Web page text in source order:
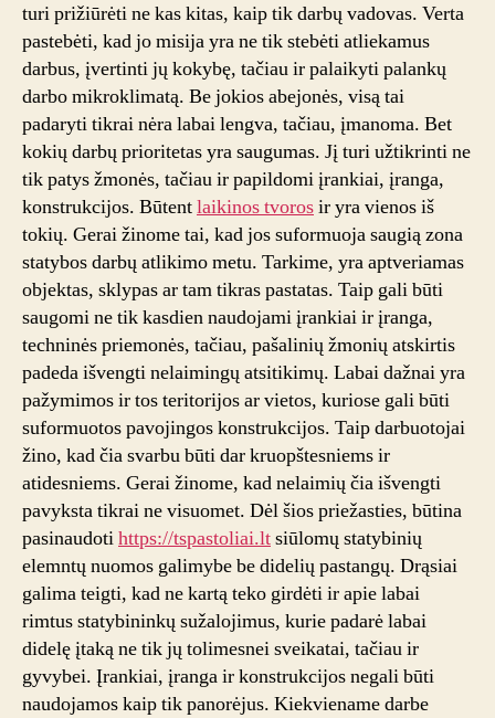
turi prižiūrėti ne kas kitas, kaip tik darbų vadovas. Verta
pastebėti, kad jo misija yra ne tik stebėti atliekamus
darbus, įvertinti jų kokybę, tačiau ir palaikyti palankų
darbo mikroklimatą. Be jokios abejonės, visą tai
padaryti tikrai nėra labai lengva, tačiau, įmanoma. Bet
kokių darbų prioritetas yra saugumas. Jį turi užtikrinti ne
tik patys žmonės, tačiau ir papildomi įrankiai, įranga,
konstrukcijos. Būtentlaikinos tvorosir yra vienos iš
tokių. Gerai žinome tai, kad jos suformuoja saugią zona
statybos darbų atlikimo metu. Tarkime, yra aptveriamas
objektas, sklypas ar tam tikras pastatas. Taip gali būti
saugomi ne tik kasdien naudojami įrankiai ir įranga,
techninės priemonės, tačiau, pašalinių žmonių atskirtis
padeda išvengti nelaimingų atsitikimų. Labai dažnai yra
pažymimos ir tos teritorijos ar vietos, kuriose gali būti
suformuotos pavojingos konstrukcijos. Taip darbuotojai
žino, kad čia svarbu būti dar kruopštesniems ir
atidesniems. Gerai žinome, kad nelaimių čia išvengti
pavyksta tikrai ne visuomet. Dėl šios priežasties, būtina
pasinaudotihttps://tspastoliai.ltsiūlomų statybinių
elemntų nuomos galimybe be didelių pastangų. Drąsiai
galima teigti, kad ne kartą teko girdėti ir apie labai
rimtus statybininkų sužalojimus, kurie padarė labai
didelę įtaką ne tik jų tolimesnei sveikatai, tačiau ir
gyvybei. Įrankiai, įranga ir konstrukcijos negali būti
naudojamos kaip tik panorėjus. Kiekviename darbe